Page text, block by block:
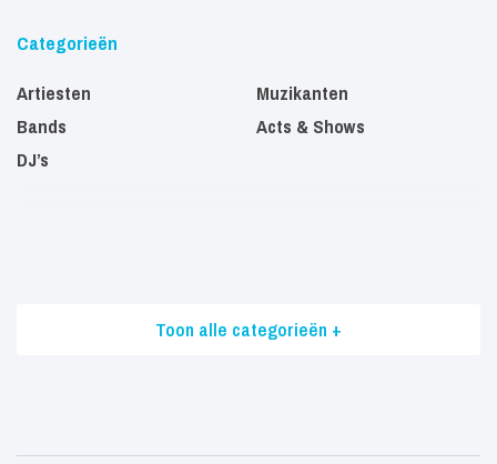
Categorieën
Artiesten
Bands
DJ’s
Muzikanten
Acts & Shows
Toon alle categorieën +